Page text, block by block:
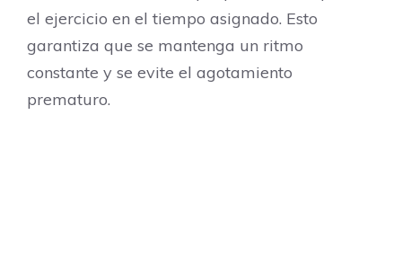
el ejercicio en el tiempo asignado. Esto
garantiza que se mantenga un ritmo
constante y se evite el agotamiento
prematuro.